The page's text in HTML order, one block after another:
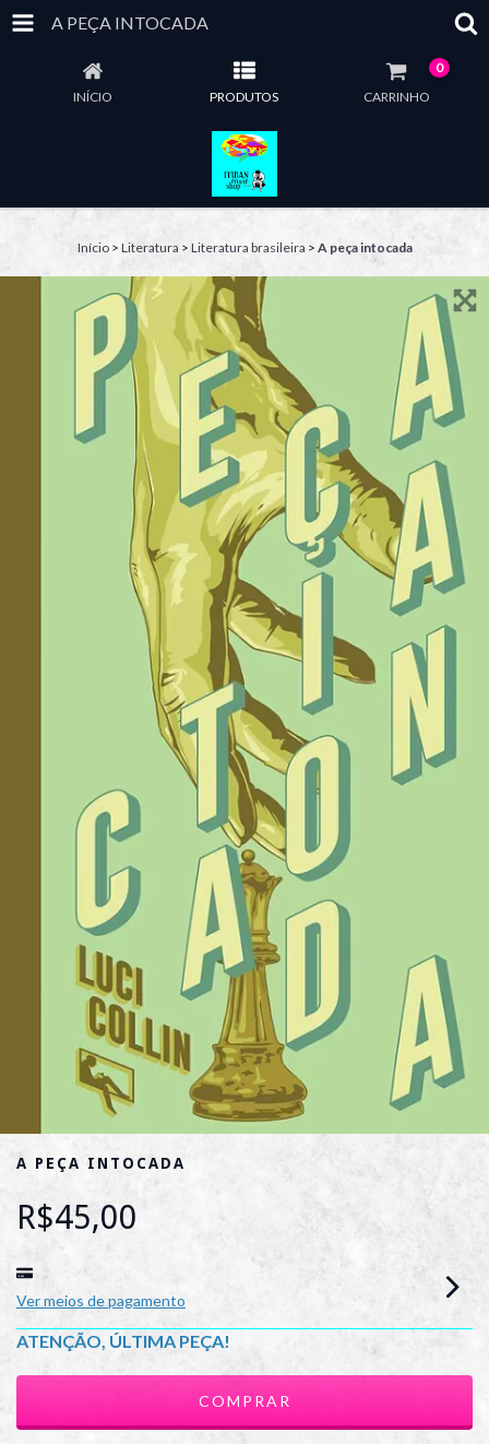
A PEÇA INTOCADA
INÍCIO PRODUTOS CARRINHO
0
Início > Literatura > Literatura brasileira > A peça intocada
A PEÇA INTOCADA
R$45,00
Ver meios de pagamento
ATENÇÃO, ÚLTIMA PEÇA!